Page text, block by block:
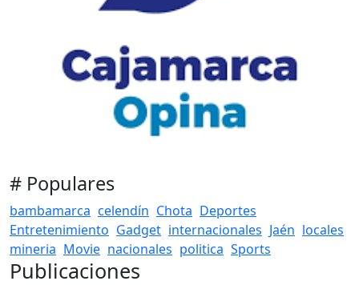
# Populares
bambamarca celendín Chota Deportes
Entretenimiento Gadget internacionales Jaén locales
mineria Movie nacionales politica Sports
Publicaciones